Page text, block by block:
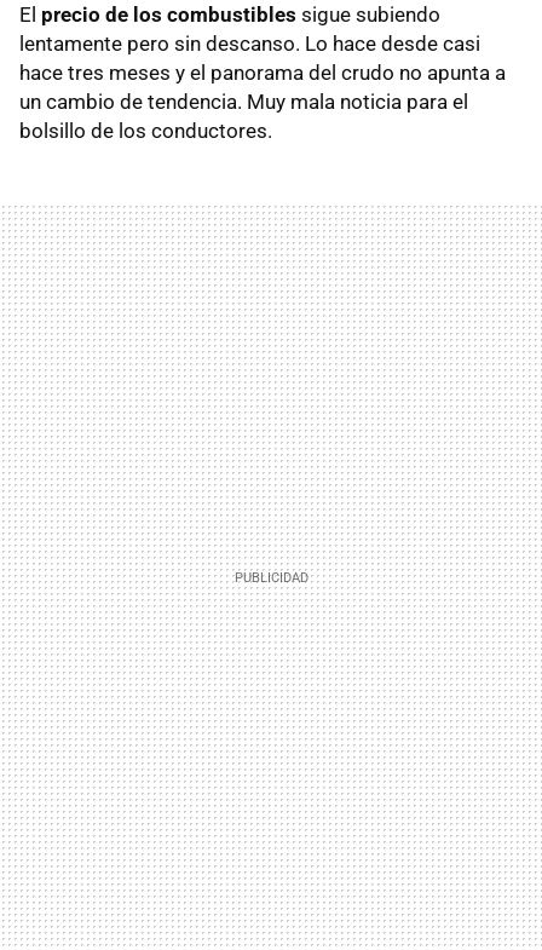
El precio de los combustibles sigue subiendo
lentamente pero sin descanso. Lo hace desde casi
hace tres meses y el panorama del crudo no apunta a
un cambio de tendencia. Muy mala noticia para el
bolsillo de los conductores.